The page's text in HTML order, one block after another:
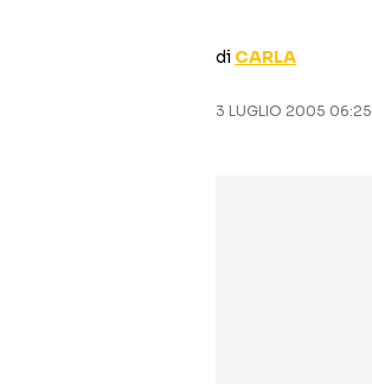
di CARLA
3 LUGLIO 2005 06:25